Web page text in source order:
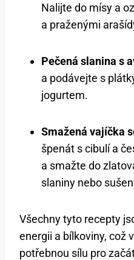
Nalijte do mísy a
a praženými
Pečená slanina s
a podávejte s
jogurtem.
Smažená vajíčka
špenát s cibulí a
a smažte do
slaniny nebo
Všechny tyto recepty
energii a bílkoviny, což
potřebnou sílu pro